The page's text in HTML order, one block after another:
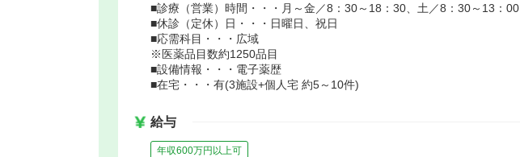
■診療（営業）時間・・・月～金／8：30～18：30、土／8：30～13：00
■休診（定休）日・・・日曜日、祝日
■応需科目・・・広域
※医薬品目数約1250品目
■設備情報・・・電子薬歴
■在宅・・・有(3施設+個人宅 約5～10件)
給与
年収600万円以上可